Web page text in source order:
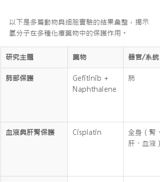
以下是多篇動物與細胞實驗的結果彙整，揭示
氫分子在多種化療藥物中的保護作用。
研究主題 藥物 器官/系統
肺部保護
Gefitinib +
Naphthalene
肺
血液與肝腎保護 Cisplatin
全身（腎、
肝、血液）